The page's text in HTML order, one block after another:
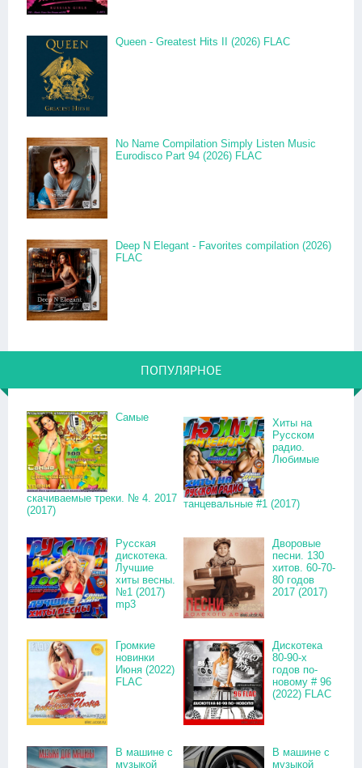
Queen - Greatest Hits II (2026) FLAC
No Name Compilation Simply Listen Music
Eurodisco Part 94 (2026) FLAC
Deep N Elegant - Favorites compilation (2026)
FLAC
ПОПУЛЯРНОЕ
Самые
скачиваемые треки. № 4. 2017
(2017)
Хиты на
Русском
радио.
Любимые
танцевальные #1 (2017)
Русская
дискотека.
Лучшие
хиты весны.
№1 (2017)
mp3
Дворовые
песни. 130
хитов. 60-70-
80 годов
2017 (2017)
Громкие
новинки
Июня (2022)
FLAC
Дискотека
80-90-х
годов по-
новому # 96
(2022) FLAC
В машине с
музыкой
В машине с
музыкой